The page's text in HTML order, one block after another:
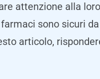
attenzione alla
sono sicuri
articolo,